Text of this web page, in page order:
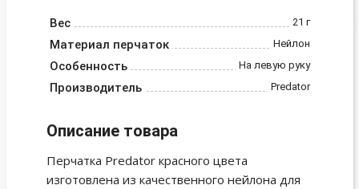
Вес 21 г
Материал перчаток Нейлон
Особенность На левую руку
Производитель Predator
Описание товара
Перчатка Predator красного цвета
изготовлена из качественного нейлона для